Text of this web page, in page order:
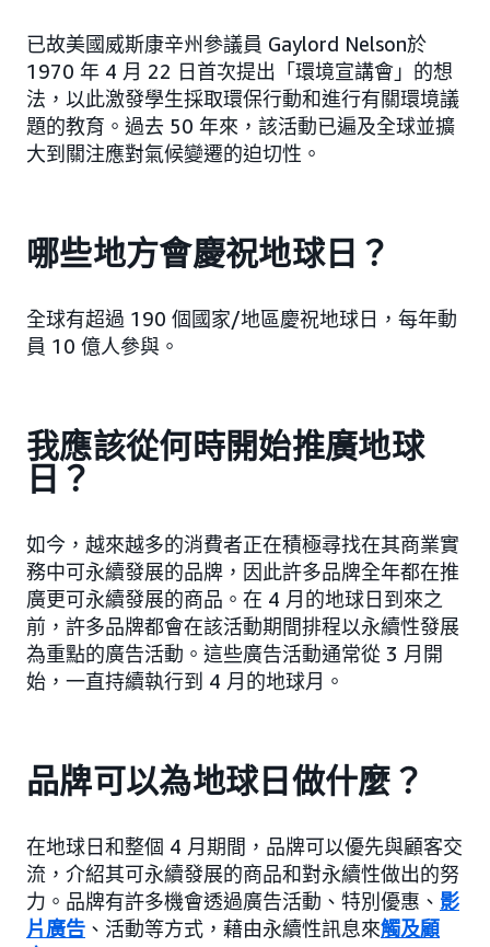
已故美國威斯康辛州參議員 Gaylord Nelson於
1970 年 4 月 22 日首次提出「環境宣講會」的想
法，以此激發學生採取環保行動和進行有關環境議
題的教育。過去 50 年來，該活動已遍及全球並擴
大到關注應對氣候變遷的迫切性。
哪些地方會慶祝地球日？
全球有超過 190 個國家/地區慶祝地球日，每年動
員 10 億人參與。
我應該從何時開始推廣地球
日？
如今，越來越多的消費者正在積極尋找在其商業實
務中可永續發展的品牌，因此許多品牌全年都在推
廣更可永續發展的商品。在 4 月的地球日到來之
前，許多品牌都會在該活動期間排程以永續性發展
為重點的廣告活動。這些廣告活動通常從 3 月開
始，一直持續執行到 4 月的地球月。
品牌可以為地球日做什麼？
在地球日和整個 4 月期間，品牌可以優先與顧客交
流，介紹其可永續發展的商品和對永續性做出的努
力。品牌有許多機會透過廣告活動、特別優惠、 影
片廣告 、活動等方式，藉由永續性訊息來觸及顧